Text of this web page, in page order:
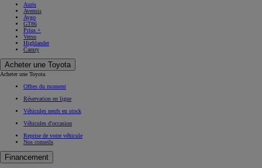
Auris
Avensis
Aygo
GT86
Prius +
Verso
Highlander
Camry
Acheter une Toyota
Acheter une Toyota
Offres du moment
Réservation en ligne
Véhicules neufs en stock
Véhicules d'occasion
Reprise de votre véhicule
Nos conseils
Financement